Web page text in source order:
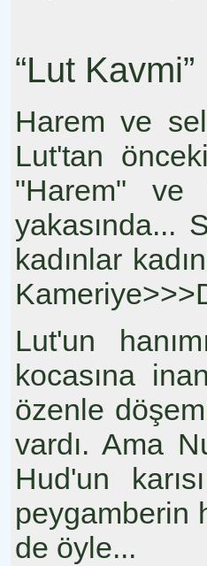
“Lut Kavmi”
Harem ve
Lut'tan
"Harem" ve
yakasında...
kadınlar
Lut'un
kocasına
özenle
vardı. Ama
Hud'un
peygamberin
de öyle...